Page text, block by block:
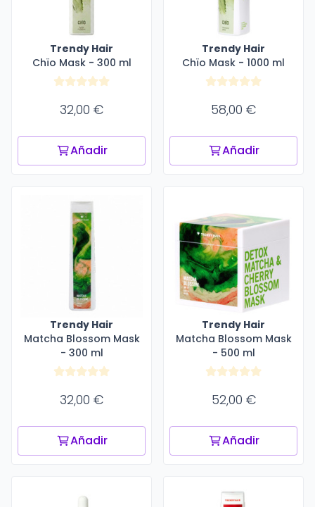
Trendy Hair
Chïo Mask - 300 ml
32,00 €
Añadir
Trendy Hair
Chïo Mask - 1000 ml
58,00 €
Añadir
Trendy Hair
Matcha Blossom Mask
- 300 ml
32,00 €
Añadir
Trendy Hair
Matcha Blossom Mask
- 500 ml
52,00 €
Añadir